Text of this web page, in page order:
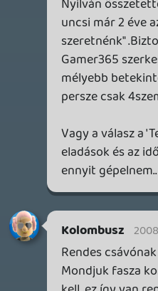
hjetyekus 2008.10.24
multishoot 2008.10.24
Jó hát akkor ne gyere a
alapjaiban véve ne is
egésszel,és tényleg
velük,nem tudnak
zorgo 2008.10.24
2008.10.24 12:17:25
Jó felfogás...
zorgo 2008.10.24
1 / 2
GTA A NETFLIXEN – EZ TÖRTÉNT